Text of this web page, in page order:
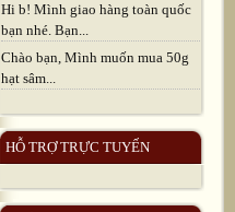
Hi b! Mình giao hàng toàn quốc
bạn nhé. Bạn...
Chào bạn, Mình muốn mua 50g
hạt sâm...
HỖ TRỢ TRỰC TUYẾN